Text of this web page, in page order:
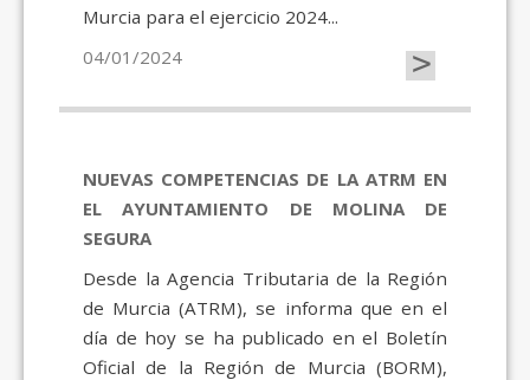
Murcia para el ejercicio 2024...
04/01/2024
>
NUEVAS COMPETENCIAS DE LA ATRM EN
EL AYUNTAMIENTO DE MOLINA DE
SEGURA
Desde la Agencia Tributaria de la Región
de Murcia (ATRM), se informa que en el
día de hoy se ha publicado en el Boletín
Oficial de la Región de Murcia (BORM),